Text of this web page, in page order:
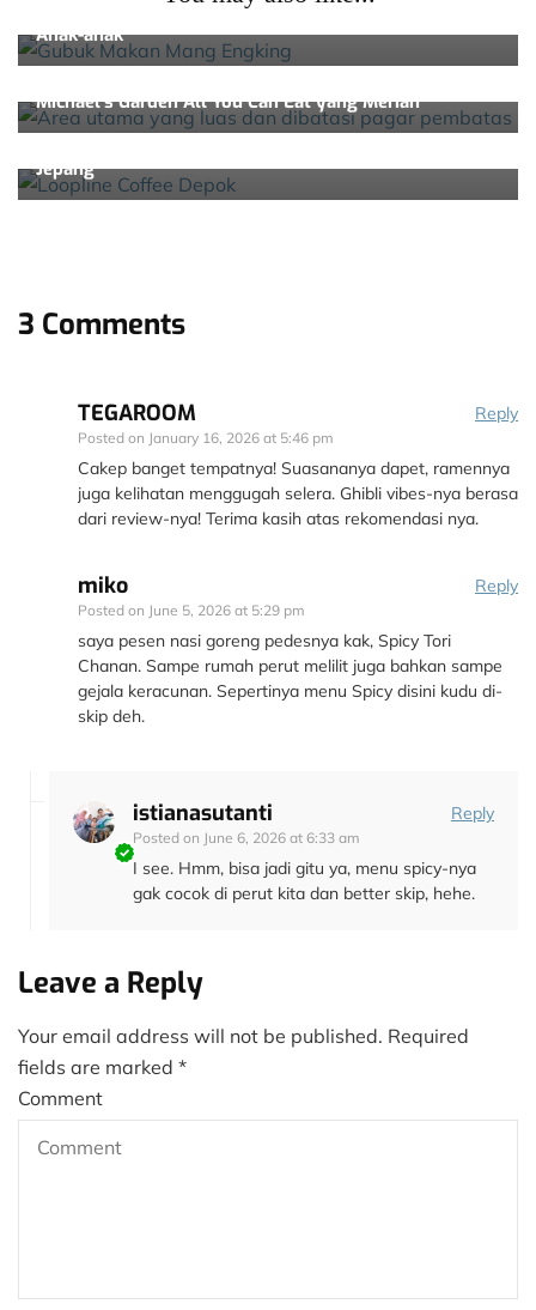
Tempat Buka Puasa di Depok Yang Nyaman untuk
Anak-anak
Michael’s Garden All You Can Eat yang Meriah
Kuliner
Jepang
3 Comments
TEGAROOM
Posted on January 16, 2026 at 5:46 pm
Reply
Cakep banget tempatnya! Suasananya dapet, ramennya
juga kelihatan menggugah selera. Ghibli vibes-nya berasa
dari review-nya! Terima kasih atas rekomendasi nya.
miko
Posted on June 5, 2026 at 5:29 pm
Reply
saya pesen nasi goreng pedesnya kak, Spicy Tori
Chanan. Sampe rumah perut melilit juga bahkan sampe
gejala keracunan. Sepertinya menu Spicy disini kudu di-
skip deh.
istianasutanti
Posted on June 6, 2026 at 6:33 am
Reply
I see. Hmm, bisa jadi gitu ya, menu spicy-nya
gak cocok di perut kita dan better skip, hehe.
Leave a Reply
Your email address will not be published. Required
fields are marked *
Comment